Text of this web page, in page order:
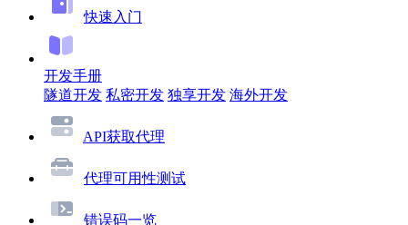
快速入门
开发手册
隧道开发 私密开发 独享开发 海外开发
API获取代理
代理可用性测试
错误码一览